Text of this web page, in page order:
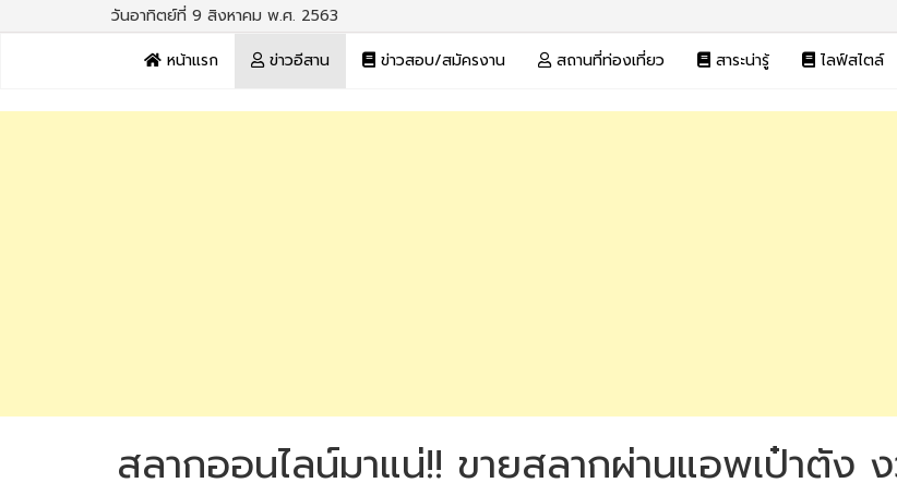
วันอาทิตย์ที่ 9 สิงหาคม พ.ศ. 2563
หน้าแรก
ข่าวอีสาน ข่าวสอบ/สมัครงาน สถานที่ท่องเที่ยว สาระน่ารู้ ไลฟ์สไตล์
สลากออนไลน์มาแน่!! ขายสลากผ่านแอพเป๋าตัง